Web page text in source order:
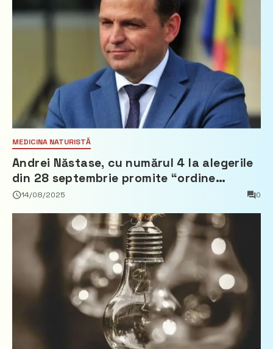
MEDICINA NATURISTĂ
Andrei Năstase, cu numărul 4 la alegerile
din 28 septembrie promite “ordine
europeană” și 10 miliarde pentru cetățeni
14/08/2025 0